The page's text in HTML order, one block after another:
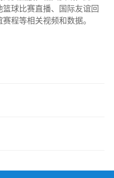
球比赛直播、国际友谊回
程等相关视频和数据。